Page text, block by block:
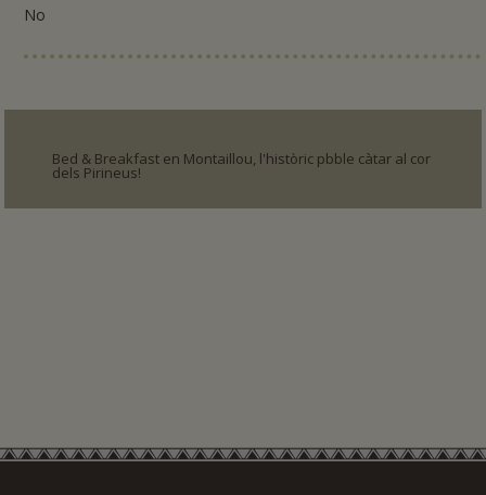
No
Bed & Breakfast en Montaillou, l'històric pbble càtar al cor
dels Pirineus!